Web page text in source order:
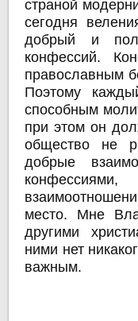
страной
сегодня
добрый и
конфессий.
православным
Поэтому
способным
при этом он
общество не
добрые
место. Мне
другими
ними нет
важным.